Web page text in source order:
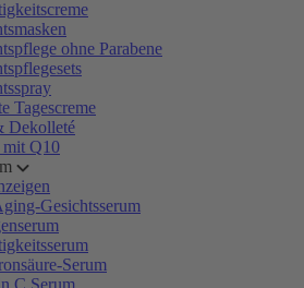
ohne Parabene
Tagescreme
Dekolleté
mit Q10
Gesichtsserum
Serum
C Serum